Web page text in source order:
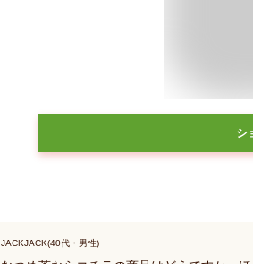
シ
JACKJACK(40代・男性)